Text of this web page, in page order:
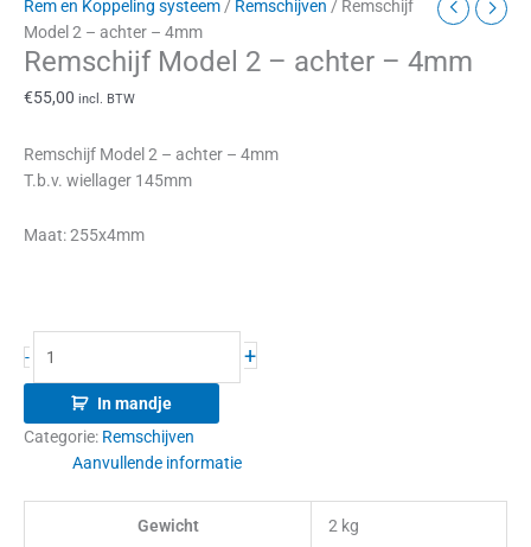
Rem en Koppeling systeem/ Remschijven / Remschijf
Model 2 – achter – 4mm
Remschijf Model 2 – achter – 4mm
€55,00 incl. BTW
Remschijf Model 2 – achter – 4mm
T.b.v. wiellager 145mm
Maat: 255x4mm
- +
In mandje
Categorie: Remschijven
Aanvullende informatie
Gewicht 2 kg